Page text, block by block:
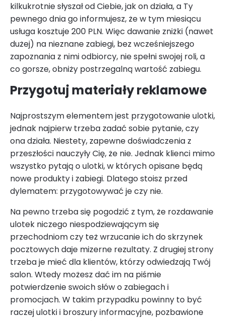
kilkukrotnie słyszał od Ciebie, jak on działa, a Ty
pewnego dnia go informujesz, że w tym miesiącu
usługa kosztuje 200 PLN. Więc dawanie zniżki (nawet
dużej) na nieznane zabiegi, bez wcześniejszego
zapoznania z nimi odbiorcy, nie spełni swojej roli, a
co gorsze, obniży postrzegalną wartość zabiegu.
Przygotuj materiały reklamowe
Najprostszym elementem jest przygotowanie ulotki,
jednak najpierw trzeba zadać sobie pytanie, czy
ona działa. Niestety, zapewne doświadczenia z
przeszłości nauczyły Cię, że nie. Jednak klienci mimo
wszystko pytają o ulotki, w których opisane będą
nowe produkty i zabiegi. Dlatego stoisz przed
dylematem: przygotowywać je czy nie.
Na pewno trzeba się pogodzić z tym, że rozdawanie
ulotek niczego niespodziewającym się
przechodniom czy też wrzucanie ich do skrzynek
pocztowych daje mizerne rezultaty. Z drugiej strony
trzeba je mieć dla klientów, którzy odwiedzają Twój
salon. Wtedy możesz dać im na piśmie
potwierdzenie swoich słów o zabiegach i
promocjach. W takim przypadku powinny to być
raczej ulotki i broszury informacyjne, pozbawione